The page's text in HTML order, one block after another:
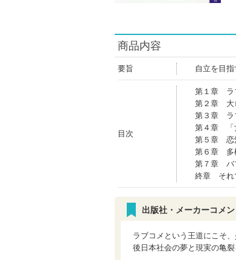
商品内容
要旨 自立を目
目次
第１章 ラ
第２章 大
第３章 ラ
第４章 「
第５章 恋
第６章 多
第７章 バ
終章 それ
出版社・メーカーコメン
ラブコメという王道にこそ
後日本社会の夢と現実の亀裂